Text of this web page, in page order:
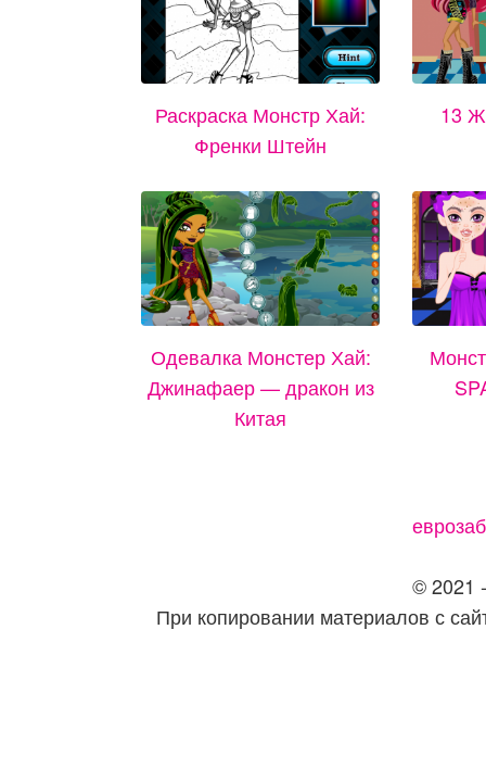
Раскраска Монстр Хай:
Френки Штейн
13
Одевалка Монстер Хай:
Джинафаер — дракон из
Китая
© 2021
При копировании материалов с